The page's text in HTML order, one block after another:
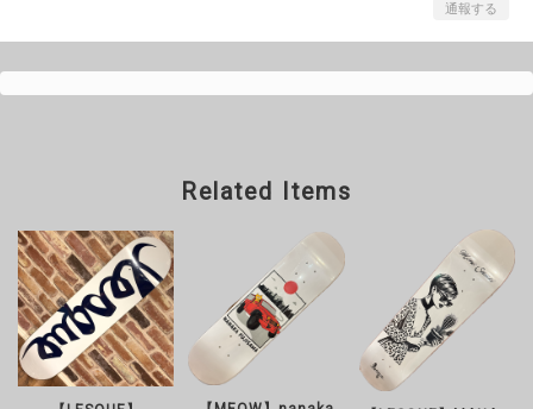
通報する
Related Items